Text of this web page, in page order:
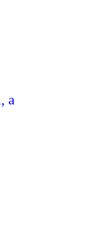
а